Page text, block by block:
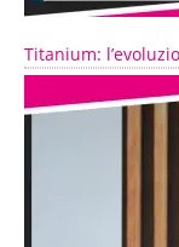
Titanium: